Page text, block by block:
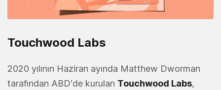
Touchwood Labs
2020 yılının Haziran ayında Matthew Dworman
tarafından ABD'de kurulan Touchwood Labs,